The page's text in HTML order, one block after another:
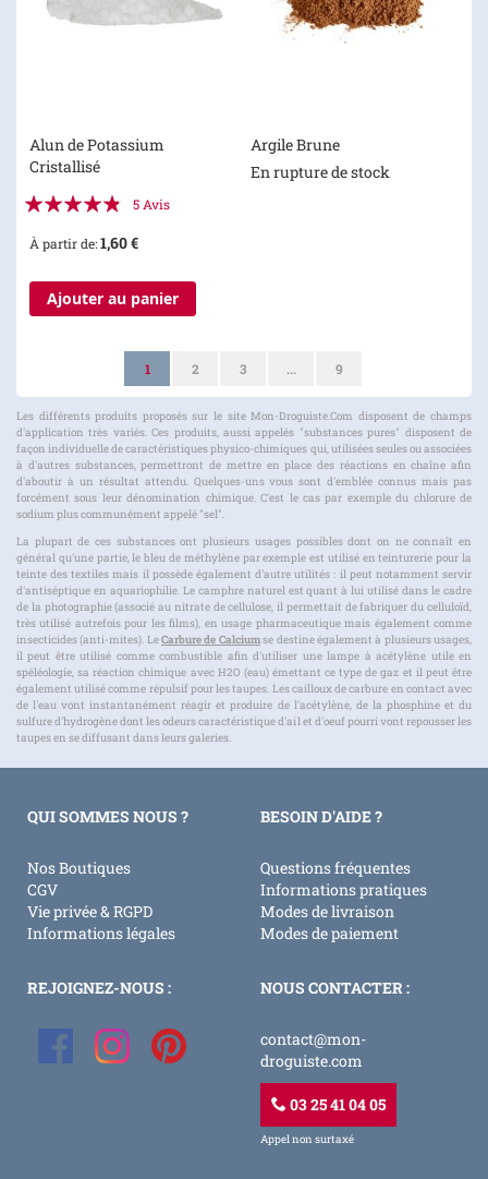
Alun de Potassium
Cristallisé
Évaluation:
5 Avis
À partir de 1,60 €
Ajouter au panier
Argile Brune
En rupture de stock
PageVous lisez actuellement la page
1 Page
2 Page
3 ... Page
9
Les différents produits proposés sur le site Mon-Droguiste.Com disposent de champs
d'application très variés. Ces produits, aussi appelés "substances pures" disposent de
façon individuelle de caractéristiques physico-chimiques qui, utilisées seules ou associées
à d'autres substances, permettront de mettre en place des réactions en chaîne afin
d'aboutir à un résultat attendu. Quelques-uns vous sont d'emblée connus mais pas
forcément sous leur dénomination chimique. C'est le cas par exemple du chlorure de
sodium plus communément appelé "sel".
La plupart de ces substances ont plusieurs usages possibles dont on ne connaît en
général qu'une partie, le bleu de méthylène par exemple est utilisé en teinturerie pour la
teinte des textiles mais il possède également d'autre utilités : il peut notamment servir
d'antiséptique en aquariophilie. Le camphre naturel est quant à lui utilisé dans le cadre
de la photographie (associé au nitrate de cellulose, il permettait de fabriquer du celluloïd,
très utilisé autrefois pour les films), en usage pharmaceutique mais également comme
insecticides (anti-mites). LeCarbure de Calciumse destine également à plusieurs usages,
il peut être utilisé comme combustible afin d'utiliser une lampe à acétylène utile en
spéléologie, sa réaction chimique avec H2O (eau) émettant ce type de gaz et il peut être
également utilisé comme répulsif pour les taupes. Les cailloux de carbure en contact avec
de l'eau vont instantanément réagir et produire de l'acétylène, de la phosphine et du
sulfure d'hydrogène dont les odeurs caractéristique d'ail et d'oeuf pourri vont repousser les
taupes en se diffusant dans leurs galeries.
QUI SOMMES NOUS ?
Nos Boutiques
CGV
Vie privée & RGPD
Informations légales
BESOIN D'AIDE ?
Questions fréquentes
Informations pratiques
Modes de livraison
Modes de paiement
REJOIGNEZ-NOUS : NOUS CONTACTER :
contact@mon-
droguiste.com
03 25 41 04 05
Appel non surtaxé